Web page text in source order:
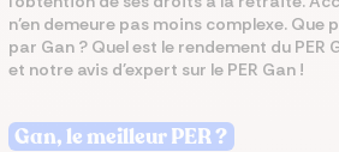
n’en demeure pas moins complexe. Que
par Gan ? Quel est le rendement du PER
et notre avis d'expert sur le PER Gan !
Gan, le meilleur PER ?